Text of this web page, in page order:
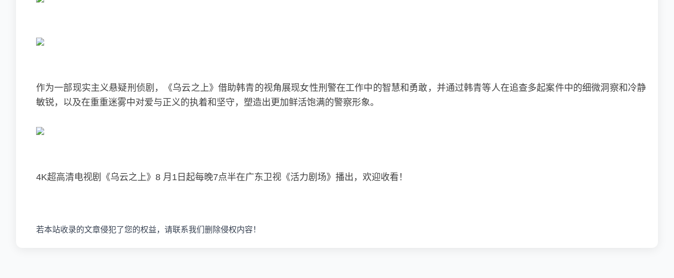
作为一部现实主义悬疑刑侦剧，《乌云之上》借助韩青的视角展现女性刑警在工作中的智慧和勇敢，并通过韩青等人在追查多起案件中的细微洞察和冷静
敏锐，以及在重重迷雾中对爱与正义的执着和坚守，塑造出更加鲜活饱满的警察形象。
4K超高清电视剧《乌云之上》8 月1日起每晚7点半在广东卫视《活力剧场》播出，欢迎收看！
若本站收录的文章侵犯了您的权益，请联系我们删除侵权内容！